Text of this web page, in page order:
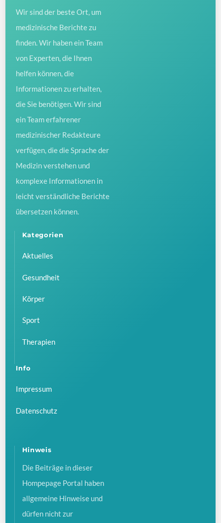
Wir sind der beste Ort, um
medizinische Berichte zu
finden. Wir haben ein Team
von Experten, die Ihnen
helfen können, die
Informationen zu erhalten,
die Sie benötigen. Wir sind
ein Team erfahrener
medizinischer Redakteure
verfügen, die die Sprache der
Medizin verstehen und
komplexe Informationen in
leicht verständliche Berichte
übersetzen können.
Kategorien
Aktuelles
Gesundheit
Körper
Sport
Therapien
Info
Impressum
Datenschutz
Hinweis
Die Beiträge in dieser
Hompepage Portal haben
allgemeine Hinweise und
dürfen nicht zur